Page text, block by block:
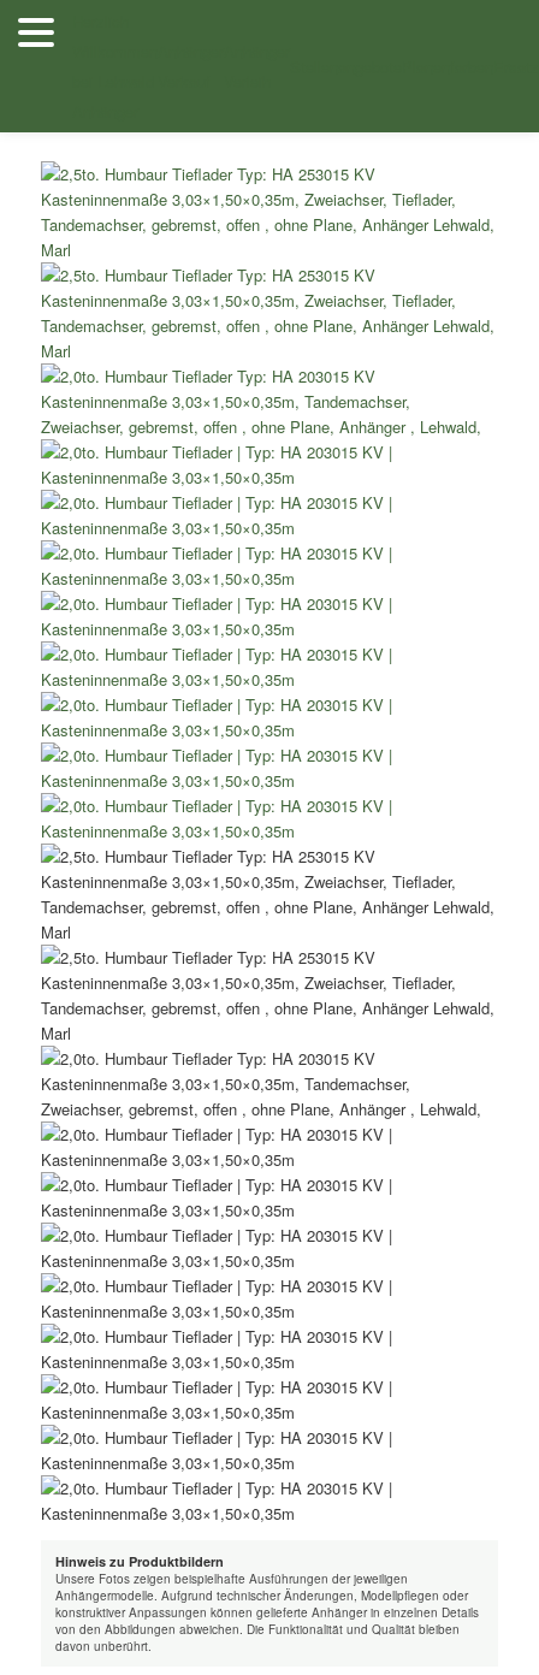
Zum
Inhalt
Shop
Hinweis zu Produktbildern
Unsere Fotos zeigen beispielhafte Ausführungen der jeweiligen
Anhängermodelle. Aufgrund technischer Änderungen, Modellpflegen oder
konstruktiver Anpassungen können gelieferte Anhänger in einzelnen Details
von den Abbildungen abweichen. Die Funktionalität und Qualität bleiben
davon unberührt.